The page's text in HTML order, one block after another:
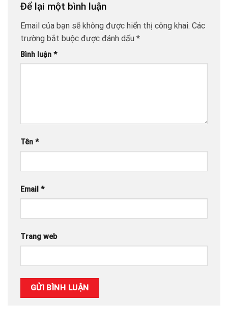
Để lại một bình luận
Email của bạn sẽ không được hiển thị công khai. Các
trường bắt buộc được đánh dấu *
Bình luận *
Tên *
Email *
Trang web